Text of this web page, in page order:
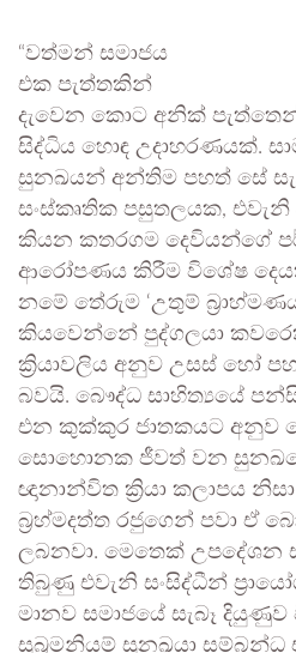
“වත්මන් සමාජය
එක පැත්තකින්
දැවෙන කොට අනික්
සිද්ධිය හොඳ උදාහරණයක්.
සුනඛයන් අන්තිම පහත් සේ
සංස්කෘතික පසුතලයක, එවැනි
කියන කතරගම දෙවියන්ගේ
ආරෝපණය කිරීම විශේෂ
නමේ තේරුම ‘උතුම්
කියවෙන්නේ පුද්ගලයා
ක්‍රියාවලිය අනුව උසස් හෝ
බවයි. බෞද්ධ සාහිත්‍යයේ
එන කුක්කුර ජාතකයට අනුව
සොහොනක ජීවත් වන
ඥානාන්විත ක්‍රියා කලාපය
බ්‍රහ්මදත්ත රජුගෙන් පවා ඒ
ලබනවා. මෙතෙක් උපදේශන
තිබුණු එවැනි සංසිද්ධීන්
මානව සමාජයේ සැබෑ දියුණුව
සුබ්‍රමනියම් සුනඛයා